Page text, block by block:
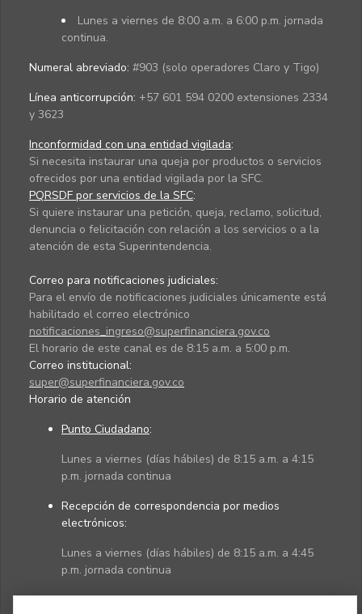
Lunes a viernes de 8:00 a.m. a 6:00 p.m. jornada
continua.
Numeral abreviado: #903 (solo operadores Claro y Tigo)
Línea anticorrupción: +57 601 594 0200 extensiones 2334
y 3623
Inconformidad con una entidad vigilada:
Si necesita instaurar una queja por productos o servicios
ofrecidos por una entidad vigilada por la SFC.
PQRSDF por servicios de la SFC:
Si quiere instaurar una petición, queja, reclamo, solicitud,
denuncia o felicitación con relación a los servicios o a la
atención de esta Superintendencia.
Correo para notificaciones judiciales:
Para el envío de notificaciones judiciales únicamente está
habilitado el correo electrónico
notificaciones_ingreso@superfinanciera.gov.co
El horario de este canal es de 8:15 a.m. a 5:00 p.m.
Correo institucional:
super@superfinanciera.gov.co
Horario de atención
Punto Ciudadano:
Lunes a viernes (días hábiles) de 8:15 a.m. a 4:15
p.m. jornada continua
Recepción de correspondencia por medios
electrónicos:
Lunes a viernes (días hábiles) de 8:15 a.m. a 4:45
p.m. jornada continua